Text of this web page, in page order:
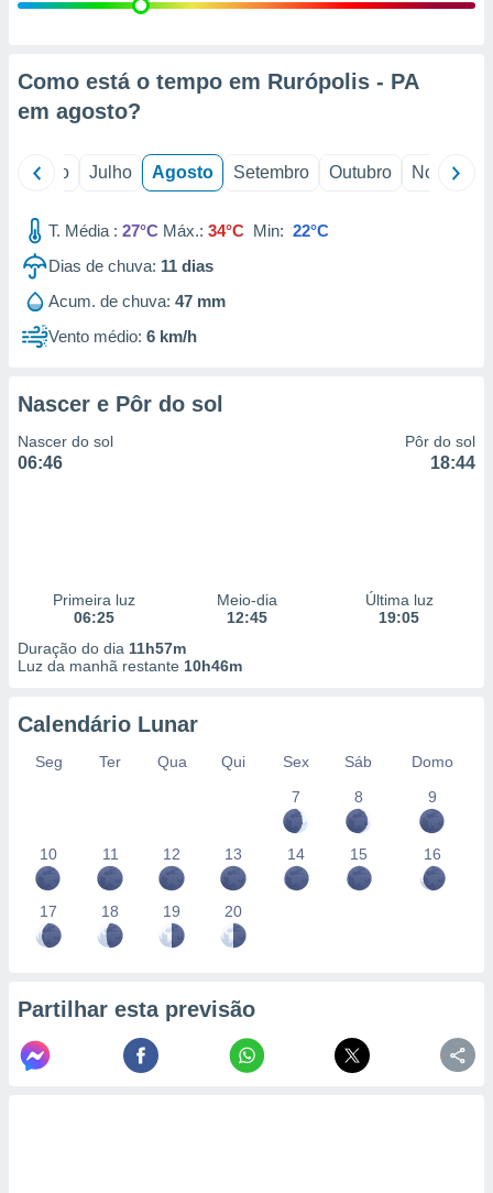
estudos
1199
Como está o tempo em Rurópolis - PA
em agosto?
Junho Julho Agosto Setembro Outubro Novembro
T. Média : 27°C Máx.: 34°C Min: 22°C
Dias de chuva: 11 dias
Acum. de chuva: 47 mm
Vento médio: 6 km/h
Nascer e Pôr do sol
Nascer do sol
06:46
Pôr do sol
18:44
Primeira luz
06:25
Meio-dia
12:45
Última luz
19:05
Duração do dia 11h57m
Luz da manhã restante 10h46m
Calendário Lunar
Seg Ter Qua Qui Sex Sáb
Domo
7
8 9
10 11 12 13 14 15 16
17 18 19 20
Partilhar esta previsão